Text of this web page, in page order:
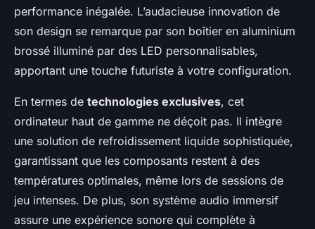
performance inégalée. L’audacieuse innovation de
son design se remarque par son boîtier en aluminium
brossé illuminé par des LED personnalisables,
apportant une touche futuriste à votre configuration.
En termes de technologies exclusives, cet
ordinateur haut de gamme ne déçoit pas. Il intègre
une solution de refroidissement liquide sophistiquée,
garantissant que les composants restent à des
températures optimales, même lors de sessions de
jeu intenses. De plus, son système audio immersif
assure une expérience sonore qui complète à